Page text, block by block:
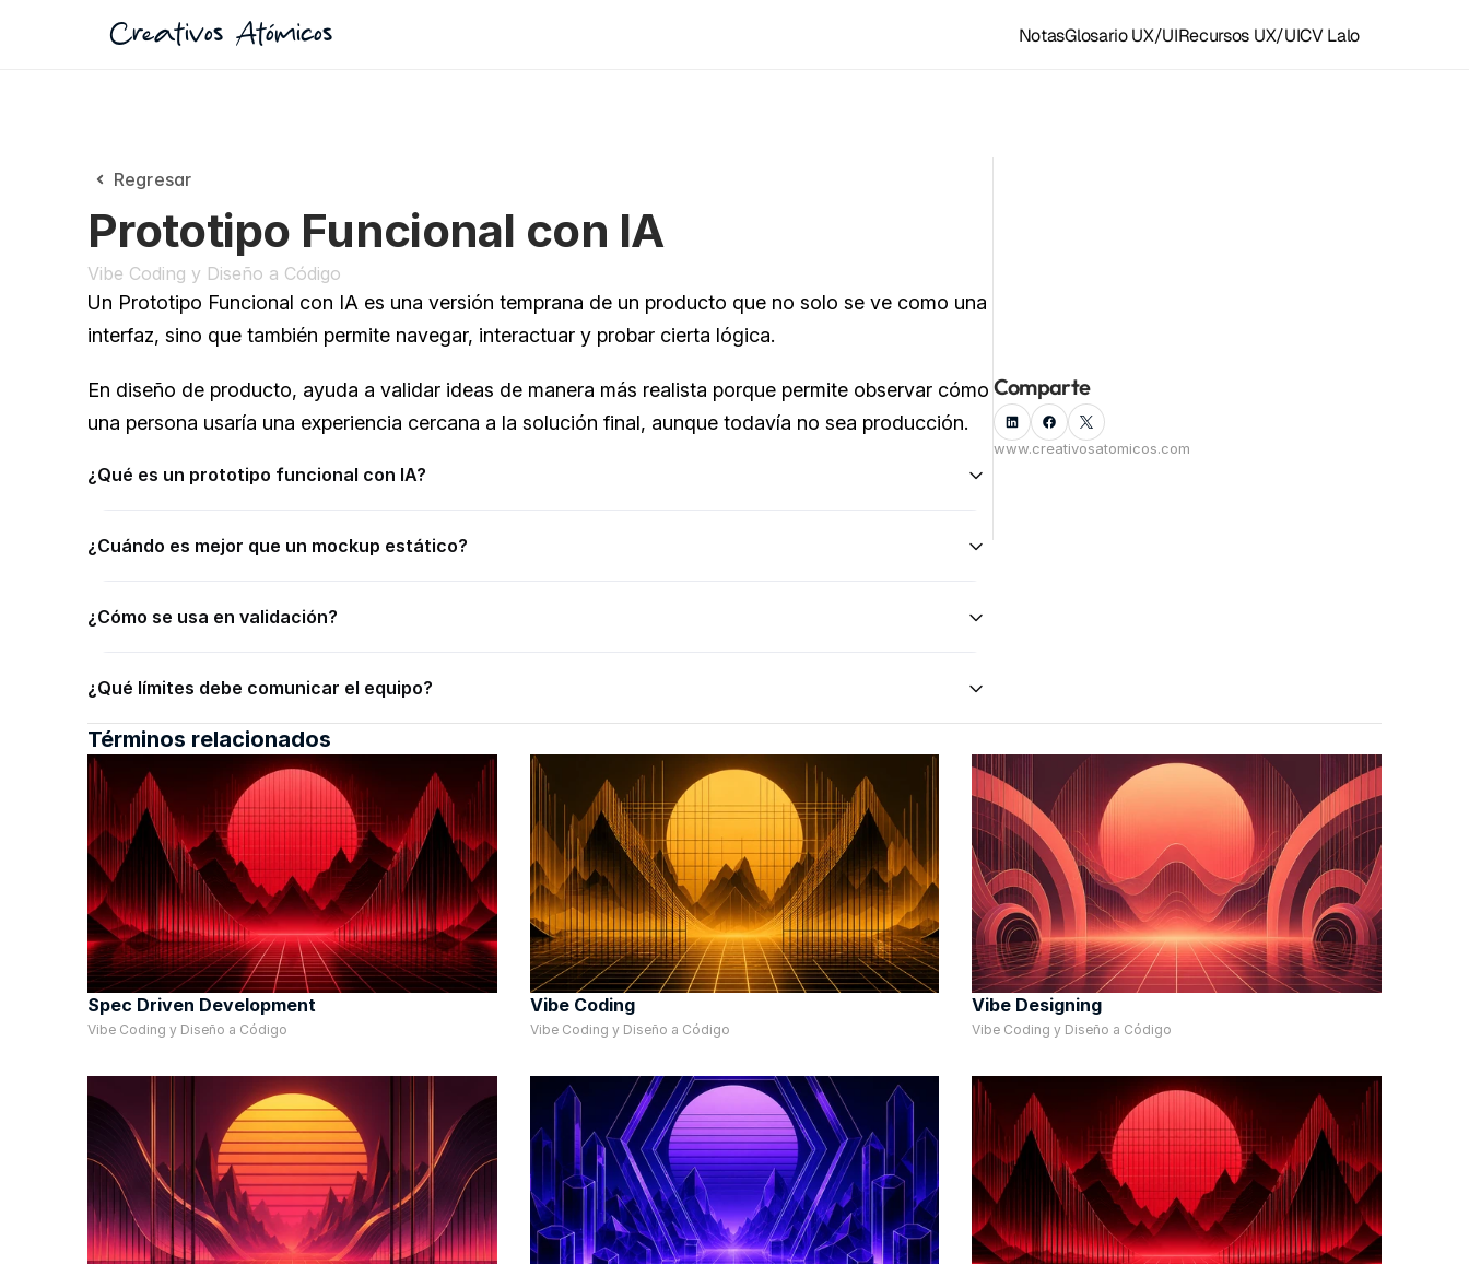
Creativos Atómicos NotasGlosario UX/UIRecursos UX/UICV Lalo
Regresar
Prototipo Funcional con IA
Vibe Coding y Diseño a Código
Un Prototipo Funcional con IA es una versión temprana de un producto que no solo se ve como una
interfaz, sino que también permite navegar, interactuar y probar cierta lógica.
En diseño de producto, ayuda a validar ideas de manera más realista porque permite observar cómo
una persona usaría una experiencia cercana a la solución final, aunque todavía no sea producción.
¿Qué es un prototipo funcional con IA?
¿Cuándo es mejor que un mockup estático?
¿Cómo se usa en validación?
¿Qué límites debe comunicar el equipo?
Comparte
www.creativosatomicos.com
Términos relacionados
Spec Driven Development
Vibe Coding y Diseño a Código
Vibe Coding
Vibe Coding y Diseño a Código
Vibe Designing
Vibe Coding y Diseño a Código